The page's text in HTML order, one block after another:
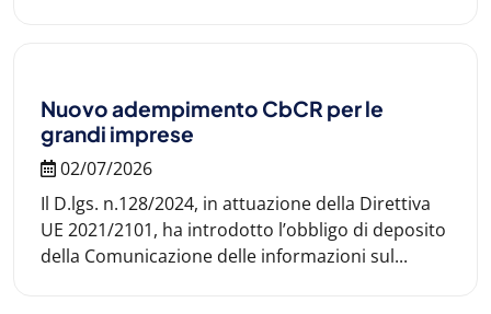
Nuovo adempimento CbCR per le
grandi imprese
02/07/2026
Il D.lgs. n.128/2024, in attuazione della Direttiva
UE 2021/2101, ha introdotto l’obbligo di deposito
della Comunicazione delle informazioni sul...